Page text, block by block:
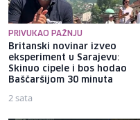
PRIVUKAO PAŽNJU
Britanski novinar izveo
eksperiment u Sarajevu:
Skinuo cipele i bos hodao
Baščaršijom 30 minuta
2 sata